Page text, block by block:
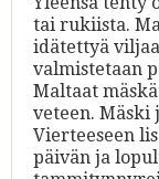
tai rukiista.
idätettyä
valmistetaan
Maltaat
veteen. Mäski
Vierteeseen
päivän ja